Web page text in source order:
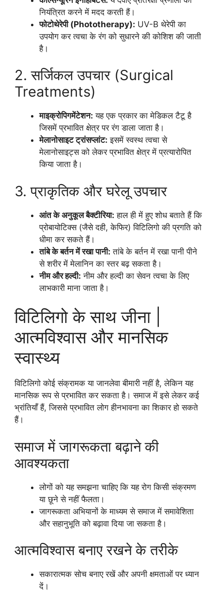
नियंत्रित करने में मदद करती हैं।
फोटोथेरेपी (Phototherapy): UV-B थेरेपी का
उपयोग कर त्वचा के रंग को सुधारने की कोशिश की जाती
है।
2. सर्जिकल उपचार (Surgical
Treatments)
माइक्रोपिगमेंटेशन: यह एक प्रकार का मेडिकल टैटू है
जिसमें प्रभावित क्षेत्र पर रंग डाला जाता है।
मेलानोसाइट ट्रांसप्लांट: इसमें स्वस्थ त्वचा से
मेलानोसाइट्स को लेकर प्रभावित क्षेत्र में प्रत्यारोपित
किया जाता है।
3. प्राकृतिक और घरेलू उपचार
आंत के अनुकूल बैक्टीरिया: हाल ही में हुए शोध बताते हैं कि
प्रोबायोटिक्स (जैसे दही, केफिर) विटिलिगो की प्रगति को
धीमा कर सकते हैं।
तांबे के बर्तन में रखा पानी: तांबे के बर्तन में रखा पानी पीने
से शरीर में मेलानिन का स्तर बढ़ सकता है।
नीम और हल्दी: नीम और हल्दी का सेवन त्वचा के लिए
लाभकारी माना जाता है।
विटिलिगो के साथ जीना |
आत्मविश्वास और मानसिक
स्वास्थ्य
विटिलिगो कोई संक्रामक या जानलेवा बीमारी नहीं है, लेकिन यह
मानसिक रूप से प्रभावित कर सकता है। समाज में इसे लेकर कई
भ्रांतियाँ हैं, जिससे प्रभावित लोग हीनभावना का शिकार हो सकते
हैं।
समाज में जागरूकता बढ़ाने की
आवश्यकता
लोगों को यह समझना चाहिए कि यह रोग किसी संक्रमण
या छूने से नहीं फैलता।
जागरूकता अभियानों के माध्यम से समाज में समावेशिता
और सहानुभूति को बढ़ावा दिया जा सकता है।
आत्मविश्वास बनाए रखने के तरीके
सकारात्मक सोच बनाए रखें और अपनी क्षमताओं पर ध्यान
दें।